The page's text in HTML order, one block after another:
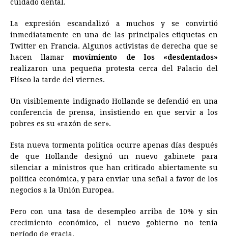
cuidado dental.
La expresión escandalizó a muchos y se convirtió
inmediatamente en una de las principales etiquetas en
Twitter en Francia. Algunos activistas de derecha que se
hacen llamarmovimiento de los «desdentados»
realizaron una pequeña protesta cerca del Palacio del
Elíseo la tarde del viernes.
Un visiblemente indignado Hollande se defendió en una
conferencia de prensa, insistiendo en que servir a los
pobres es su «razón de ser».
Esta nueva tormenta política ocurre apenas días después
de que Hollande designó un nuevo gabinete para
silenciar a ministros que han criticado abiertamente su
política económica, y para enviar una señal a favor de los
negocios a la Unión Europea.
Pero con una tasa de desempleo arriba de 10% y sin
crecimiento económico, el nuevo gobierno no tenía
período de gracia.